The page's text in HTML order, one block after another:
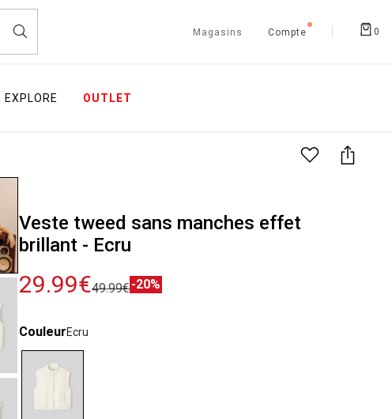
Magasins Compte 0
EXPLORE OUTLET
Veste tweed sans manches effet
brillant - Ecru
29.99€49.99€-20%
CouleurEcru